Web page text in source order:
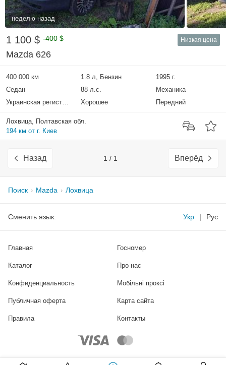
неделю назад
1 100 $ -400 $ Низкая цена
Mazda 626
400 000 км 1.8 л, Бензин
1995 г.
Седан
88 л.с.
Механика
Украинская регистрация
Хорошее Передний
Лохвица, Полтавская обл.
194 км от г. Киев
Назад 1 / 1 Вперёд
Поиск Mazda Лохвица
Сменить язык: Укр | Рус
Главная
Каталог
Госномер
Про нас
Конфиденциальность Мобільні проксі
Публичная оферта Карта сайта
Правила Контакты